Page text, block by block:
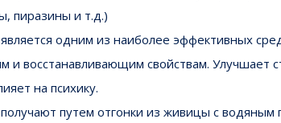
пиразины и т.д.)
одним из наиболее эффективных
восстанавливающим свойствам. Улучшает
на психику.
путем отгонки из живицы с водяным